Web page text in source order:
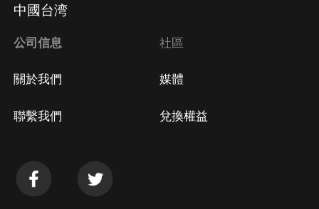
中國台湾
公司信息
關於我們
聯繫我們
社區
媒體
兌換權益